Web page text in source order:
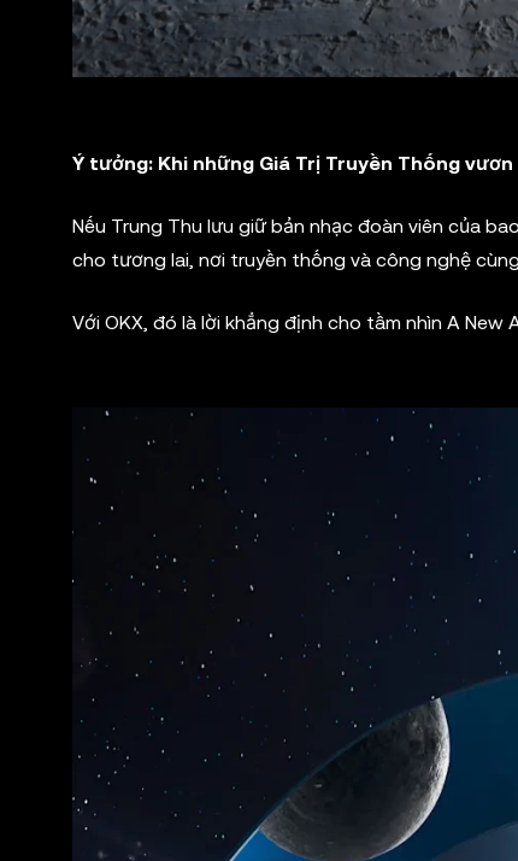
Ý tưởng: Khi những Giá Trị Truyền Thống
Nếu Trung Thu lưu giữ bản nhạc đoàn viên của
cho tương lai, nơi truyền thống và công nghệ
Với OKX, đó là lời khẳng định cho tầm nhìn A